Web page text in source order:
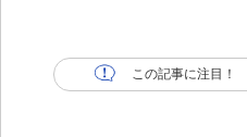
この記事に注目！